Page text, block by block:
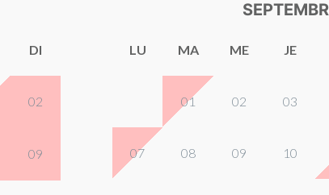
DI
02
09
LU MA ME JE
01 02 03
07 08 09 10